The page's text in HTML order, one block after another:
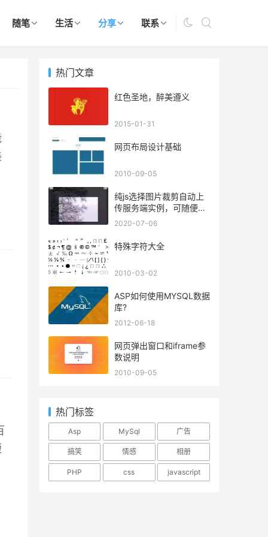
随笔 生活 分享 联系
热门文章
红色圣地，醉美遵义
2015-01-31
网页布局设计基础
2010-09-05
纯js选择图片裁剪自动上
传服务端实例，可随便测
试
2020-07-06
特殊字符大全
2010-03-02
ASP如何使用MYSQL数据
库?
2012-06-18
网页弹出窗口和iframe参
数说明
2010-09-05
热门标签
Asp MySql 广告
搞笑 情感 相册
PHP css javascript